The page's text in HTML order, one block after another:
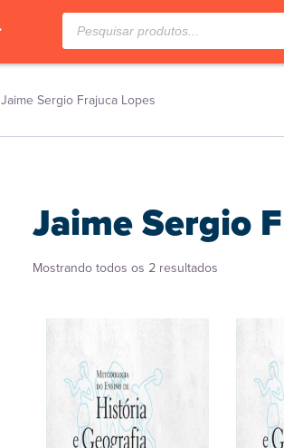
Pesquisar
produtos
Jaime Sergio Frajuca Lopes
Jaime Sergio
Mostrando todos os 2 resultados